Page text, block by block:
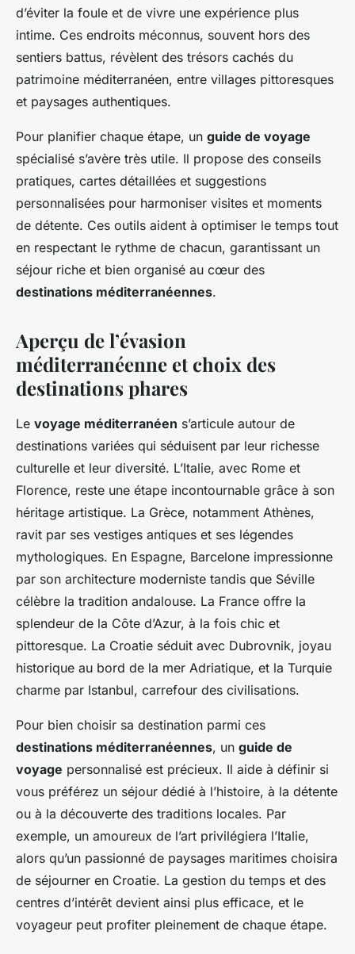
d’éviter la foule et de vivre une expérience plus
intime. Ces endroits méconnus, souvent hors des
sentiers battus, révèlent des trésors cachés du
patrimoine méditerranéen, entre villages pittoresques
et paysages authentiques.
Pour planifier chaque étape, un guide de voyage
spécialisé s’avère très utile. Il propose des conseils
pratiques, cartes détaillées et suggestions
personnalisées pour harmoniser visites et moments
de détente. Ces outils aident à optimiser le temps tout
en respectant le rythme de chacun, garantissant un
séjour riche et bien organisé au cœur des
destinations méditerranéennes.
Aperçu de l’évasion
méditerranéenne et choix des
destinations phares
Le voyage méditerranéen s’articule autour de
destinations variées qui séduisent par leur richesse
culturelle et leur diversité. L’Italie, avec Rome et
Florence, reste une étape incontournable grâce à son
héritage artistique. La Grèce, notamment Athènes,
ravit par ses vestiges antiques et ses légendes
mythologiques. En Espagne, Barcelone impressionne
par son architecture moderniste tandis que Séville
célèbre la tradition andalouse. La France offre la
splendeur de la Côte d’Azur, à la fois chic et
pittoresque. La Croatie séduit avec Dubrovnik, joyau
historique au bord de la mer Adriatique, et la Turquie
charme par Istanbul, carrefour des civilisations.
Pour bien choisir sa destination parmi ces
destinations méditerranéennes, un guide de
voyage personnalisé est précieux. Il aide à définir si
vous préférez un séjour dédié à l’histoire, à la détente
ou à la découverte des traditions locales. Par
exemple, un amoureux de l’art privilégiera l’Italie,
alors qu’un passionné de paysages maritimes choisira
de séjourner en Croatie. La gestion du temps et des
centres d’intérêt devient ainsi plus efficace, et le
voyageur peut profiter pleinement de chaque étape.